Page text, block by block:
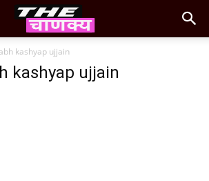
kashyap ujjain
kashyap ujjain